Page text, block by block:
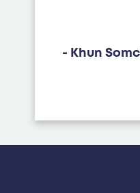
- Khun